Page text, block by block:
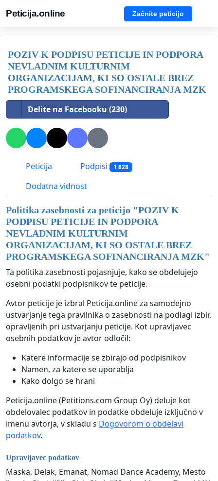
Peticija.online Začnite peticijo
POZIV K PODPISU PETICIJE IN PODPORA
NEVLADNIM KULTURNIM
ORGANIZACIJAM, KI SO OSTALE BREZ
PROGRAMSKEGA SOFINANCIRANJA MZK
Delite na Facebooku (230)
Peticija Podpisi 1 828
Dodatna vidnost
Politika zasebnosti za peticijo "POZIV K
PODPISU PETICIJE IN PODPORA
NEVLADNIM KULTURNIM
ORGANIZACIJAM, KI SO OSTALE BREZ
PROGRAMSKEGA SOFINANCIRANJA MZK"
Ta politika zasebnosti pojasnjuje, kako se obdelujejo
osebni podatki podpisnikov te peticije.
Avtor peticije je izbral Peticija.online za samodejno
ustvarjanje tega pravilnika o zasebnosti na podlagi izbir,
opravljenih pri ustvarjanju peticije. Kot upravljavec
osebnih podatkov je avtor odločil:
Katere informacije se zbirajo od podpisnikov
Namen, za katere se uporablja
Kako dolgo se hrani
Peticija.online (Petitions.com Group Oy) deluje kot
obdelovalec podatkov in podatke obdeluje izključno v
imenu avtorja, v skladu s Dogovorom o obdelavi
podatkov.
Upravljavec podatkov
Maska, Delak, Emanat, Nomad Dance Academy, Mesto